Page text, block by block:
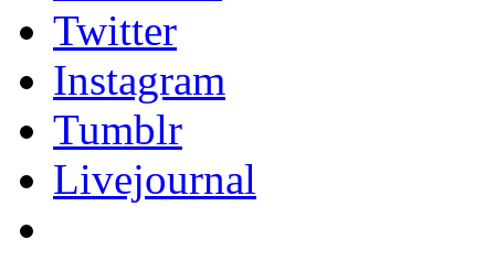
Twitter
Instagram
Tumblr
Livejournal